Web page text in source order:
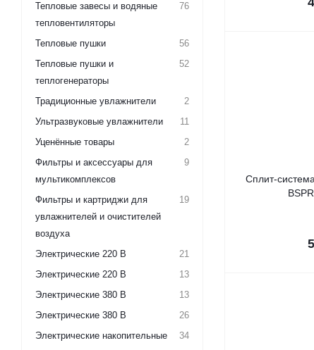
Сплит-
Тепловые завесы и водяные
тепловентиляторы
76
Тепловые пушки
56
Тепловые пушки и
теплогенераторы
52
Традиционные увлажнители
2
Ультразвуковые увлажнители
11
Уценённые товары
2
Фильтры и аксессуары для
мультикомплексов
9
Фильтры и картриджи для
увлажнителей и очистителей
воздуха
19
Электрические 220 В
21
Электрические 220 В
13
Электрические 380 В
13
Электрические 380 В
26
Электрические накопительные
34